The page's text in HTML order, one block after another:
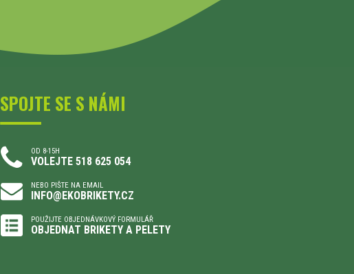
SPOJTE SE S NÁMI
OD 8-15H
VOLEJTE 518 625 054
NEBO PIŠTE NA EMAIL
INFO@EKOBRIKETY.CZ
POUŽIJTE OBJEDNÁVKOVÝ FORMULÁŘ
OBJEDNAT BRIKETY A PELETY